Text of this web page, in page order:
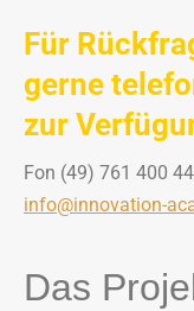
Für
gerne
zur
Fon (49) 761 400
info@innovation-
Das